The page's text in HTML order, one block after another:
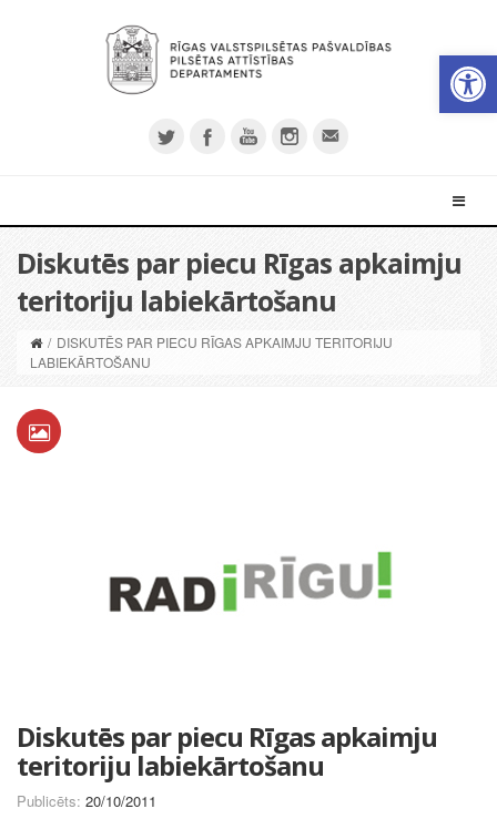
Diskutēs par piecu Rīgas apkaimju
teritoriju labiekārtošanu
/ DISKUTĒS PAR PIECU RĪGAS APKAIMJU TERITORIJU
LABIEKĀRTOŠANU
Diskutēs par piecu Rīgas apkaimju
teritoriju labiekārtošanu
Publicēts: 20/10/2011